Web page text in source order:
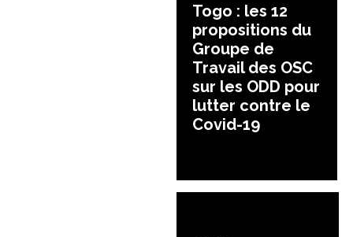
Togo : les 12
propositions du
Groupe de
Travail des OSC
sur les ODD pour
lutter contre le
Covid-19